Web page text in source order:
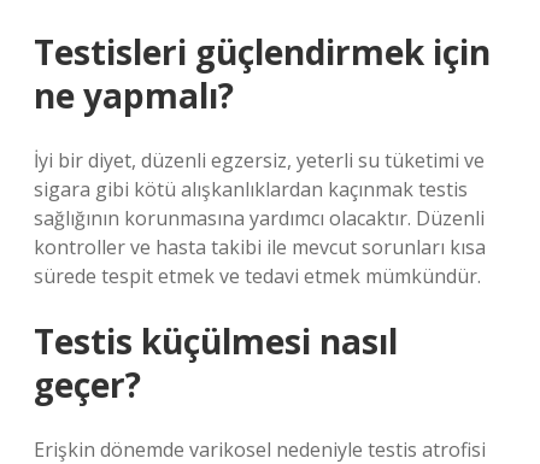
Testisleri güçlendirmek için
ne yapmalı?
İyi bir diyet, düzenli egzersiz, yeterli su tüketimi ve
sigara gibi kötü alışkanlıklardan kaçınmak testis
sağlığının korunmasına yardımcı olacaktır. Düzenli
kontroller ve hasta takibi ile mevcut sorunları kısa
sürede tespit etmek ve tedavi etmek mümkündür.
Testis küçülmesi nasıl
geçer?
Erişkin dönemde varikosel nedeniyle testis atrofisi